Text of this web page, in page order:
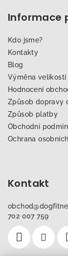
Informace
Kdo jsme?
Kontakty
Blog
Výměna velikostí
Hodnocení
Způsob dopravy
Způsob platby
Obchodní
Ochrana
Kontakt
obchod@
702 007 759